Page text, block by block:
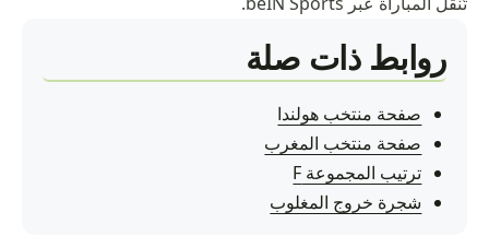
روابط ذات صلة
صفحة منتخب هولندا
صفحة منتخب المغرب
ترتيب المجموعة F
شجرة خروج المغلوب